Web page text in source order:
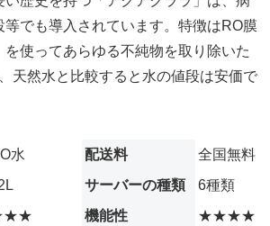
等でも導入されています。特徴はRO膜
を使ってあらゆる不純物を取り除いた
天然水と比較すると水の値段は安価で
水 配送料
全国無料
サーバーの種類
6種類
機能性 ★★★★